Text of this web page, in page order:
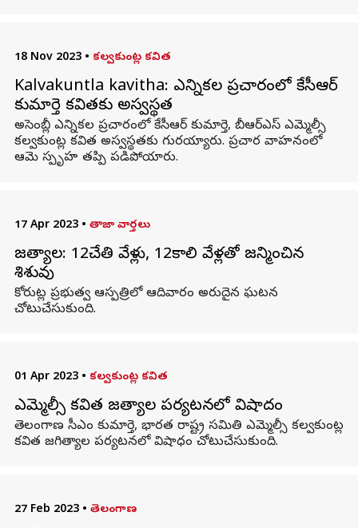
18 Nov 2023 • కల్వకుంట్ల కవిత
Kalvakuntla kavitha: ఎన్నికల ప్రచారంలో కేసీఆర్
కుమార్తె కవితకు అస్వస్థత
అసెంబ్లీ ఎన్నికల ప్రచారంలో కేసీఆర్ కుమార్తె, బీఆర్ఎస్ ఎమ్మెల్సీ
కల్వకుంట్ల కవిత అస్వస్థతకు గురయ్యారు. ప్రచార వాహనంలో
ఆమె స్పృహ తప్పి పడిపోయారు.
17 Apr 2023 • తాజా వార్తలు
జగిత్యాల: 12చేతి వేళ్లు, 12కాలి వేళ్లతో జన్మించిన
శిశువు
కోరుట్ల ప్రభుత్వ ఆస్పత్రిలో ఆదివారం అరుదైన ఘటన
చోటుచేసుకుంది.
01 Apr 2023 • కల్వకుంట్ల కవిత
ఎమ్మెల్సీ కవిత జగిత్యాల పర్యటనలో విషాదం
తెలంగాణ సీఎం కుమార్తె, భారత రాష్ట్ర సమితి ఎమ్మెల్సీ కల్వకుంట్ల
కవిత జగిత్యాల పర్యటనలో విషాధం చోటుచేసుకుంది.
27 Feb 2023 • తెలంగాణ